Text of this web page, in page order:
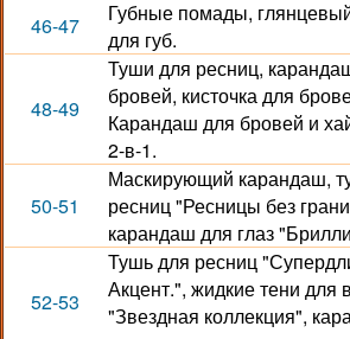
46-47
Губные помады,
для губ.
48-49
Туши для ресниц,
бровей, кисточка для
Карандаш для бровей и
2-в-1.
50-51
Маскирующий карандаш,
ресниц "Ресницы без
карандаш для глаз
52-53
Тушь для ресниц
Акцент.", жидкие тени для
"Звездная коллекция",